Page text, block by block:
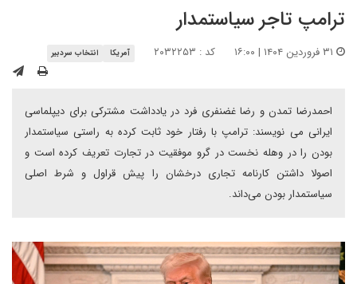
ترامپ تاجر سیاستمدار
کد : ۲۰۳۲۲۵۳ آمریکا انتخاب سردبیر
احمدرضا تمدن و رضا غضنفری فرد در یادداشت مشترکی برای دیپلماسی
ایرانی می نویسند: ترامپ با رفتار خود ثابت کرده به راستی سیاستمدار
بودن را در وهله نخست در گرو موفقیت در تجارت تعریف کرده است و
اصولا داشتن کارنامه تجاری درخشان را پیش قراول و شرط اصلی
سیاستمدار بودن می‌داند.